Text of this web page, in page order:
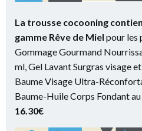
La trousse cocooning
gamme Rêve de Miel pour les
Gommage Gourmand
ml, Gel Lavant Surgras visage
Baume Visage Ultra-
Baume-Huile Corps Fondant
16.30€